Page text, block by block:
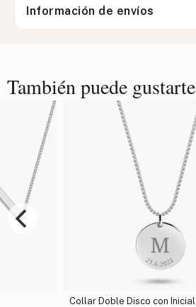
Información de envíos
También puede gustarte
Collar Doble Disco con Iniciales